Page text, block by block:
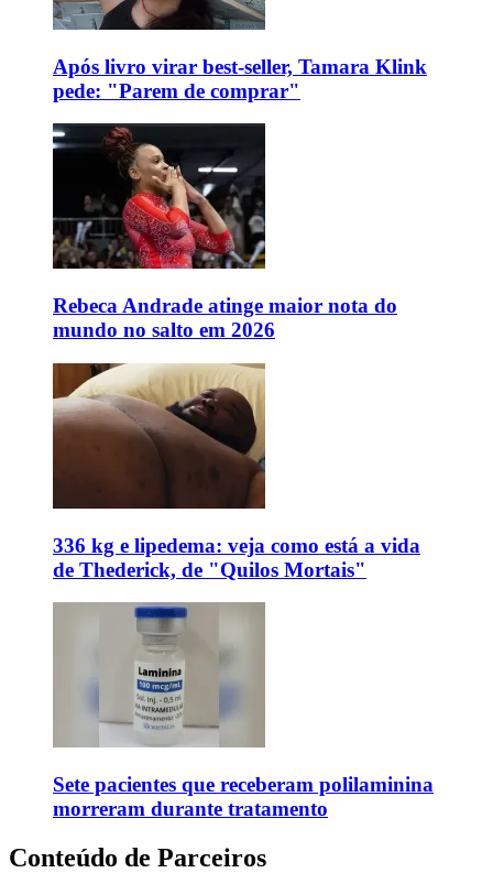
Após livro virar best-seller, Tamara Klink
pede: "Parem de comprar"
Rebeca Andrade atinge maior nota do
mundo no salto em 2026
336 kg e lipedema: veja como está a vida
de Thederick, de "Quilos Mortais"
Sete pacientes que receberam polilaminina
morreram durante tratamento
Conteúdo de Parceiros